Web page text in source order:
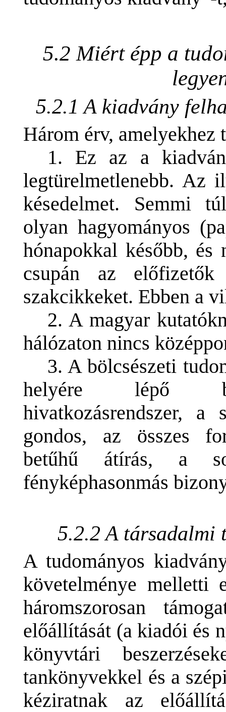
5.2 Miért épp a
5.2.1 A kiadvány
Három érv, amelyekhez
1. Ez az a
legtürelmetlenebb. Az
késedelmet. Semmi
olyan hagyományos
hónapokkal később, és
csupán az
szakcikkeket. Ebben a
2. A magyar
hálózaton nincs
3. A bölcsészeti
helyére lépő
hivatkozásrendszer, a
gondos, az összes
betűhű átírás, a
fényképhasonmás
5.2.2 A társadalmi
A tudományos
követelménye melletti
háromszorosan
előállítását (a kiadói és
könyvtári
tankönyvekkel és a
kéziratnak az